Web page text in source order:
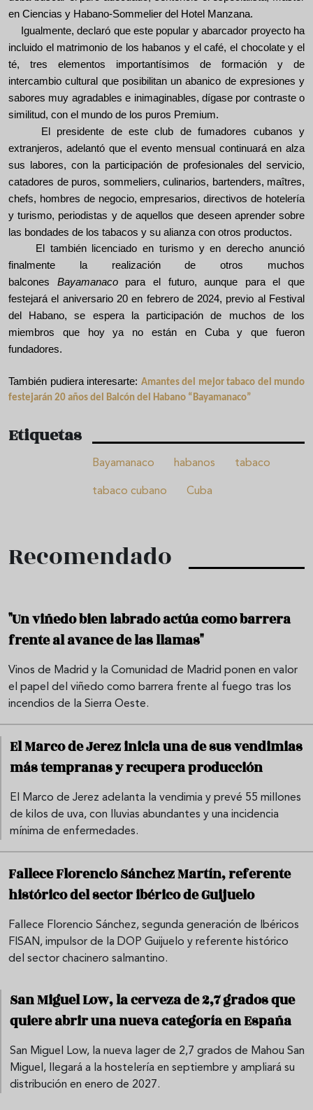
en Ciencias y Habano-Sommelier del Hotel Manzana.
Igualmente, declaró que este popular y abarcador proyecto ha
incluido el matrimonio de los habanos y el café, el chocolate y el
té, tres elementos importantísimos de formación y de
intercambio cultural que posibilitan un abanico de expresiones y
sabores muy agradables e inimaginables, dígase por contraste o
similitud, con el mundo de los puros Premium.
El presidente de este club de fumadores cubanos y
extranjeros, adelantó que el evento mensual continuará en alza
sus labores, con la participación de profesionales del servicio,
catadores de puros, sommeliers, culinarios, bartenders, maîtres,
chefs, hombres de negocio, empresarios, directivos de hotelería
y turismo, periodistas y de aquellos que deseen aprender sobre
las bondades de los tabacos y su alianza con otros productos.
El también
licenciado en turismo y en derecho anunció
finalmente la realización de otros muchos
balcones
Bayamanaco
para el futuro, aunque para el que
festejará el aniversario 20 en febrero de 2024, previo al Festival
del Habano, se espera la participación de muchos de los
miembros que hoy ya no están en Cuba y que fueron
fundadores.
También pudiera interesarte: Amantes del mejor tabaco del mundo
festejarán 20 años del Balcón del Habano “Bayamanaco”
Etiquetas
Bayamanaco habanos tabaco
tabaco cubano Cuba
Recomendado
"Un viñedo bien labrado actúa como barrera
frente al avance de las llamas"
Vinos de Madrid y la Comunidad de Madrid ponen en valor
el papel del viñedo como barrera frente al fuego tras los
incendios de la Sierra Oeste.
El Marco de Jerez inicia una de sus vendimias
más tempranas y recupera producción
El Marco de Jerez adelanta la vendimia y prevé 55 millones
de kilos de uva, con lluvias abundantes y una incidencia
mínima de enfermedades.
Fallece Florencio Sánchez Martín, referente
histórico del sector ibérico de Guijuelo
Fallece Florencio Sánchez, segunda generación de Ibéricos
FISAN, impulsor de la DOP Guijuelo y referente histórico
del sector chacinero salmantino.
San Miguel Low, la cerveza de 2,7 grados que
quiere abrir una nueva categoría en España
San Miguel Low, la nueva lager de 2,7 grados de Mahou San
Miguel, llegará a la hostelería en septiembre y ampliará su
distribución en enero de 2027.